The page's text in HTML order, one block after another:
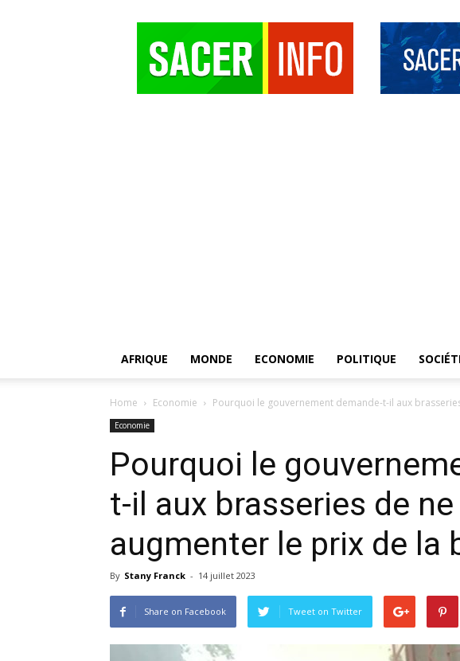
AFRIQUE MONDE ECONOMIE POLITIQUE
Home Economie Pourquoi le gouvernement demande-t-il aux
Economie
Pourquoi le
t-il aux brasseries de
augmenter le prix de la
By Stany Franck - 14 juillet 2023
Share on Facebook Tweet on Twitter